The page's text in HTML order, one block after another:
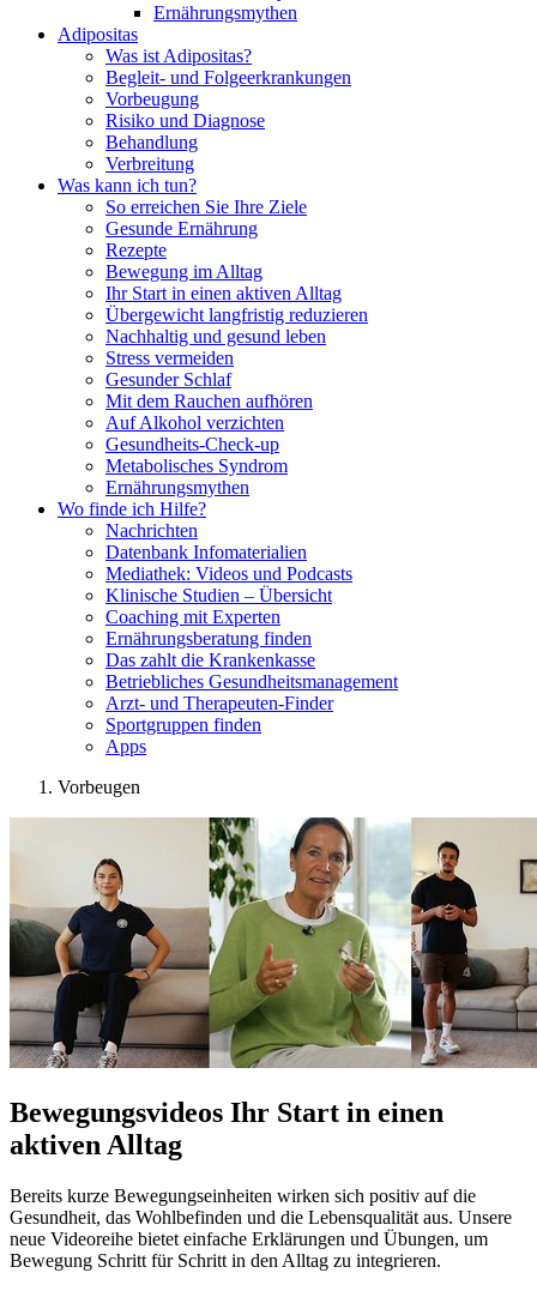
Ernährungsmythen
Adipositas
Was ist Adipositas?
Begleit- und Folgeerkrankungen
Vorbeugung
Risiko und Diagnose
Behandlung
Verbreitung
Was kann ich tun?
So erreichen Sie Ihre Ziele
Gesunde Ernährung
Rezepte
Bewegung im Alltag
Ihr Start in einen aktiven Alltag
Übergewicht langfristig reduzieren
Nachhaltig und gesund leben
Stress vermeiden
Gesunder Schlaf
Mit dem Rauchen aufhören
Auf Alkohol verzichten
Gesundheits-Check-up
Metabolisches Syndrom
Ernährungsmythen
Wo finde ich Hilfe?
Nachrichten
Datenbank Infomaterialien
Mediathek: Videos und Podcasts
Klinische Studien – Übersicht
Coaching mit Experten
Ernährungsberatung finden
Das zahlt die Krankenkasse
Betriebliches Gesundheitsmanagement
Arzt- und Therapeuten-Finder
Sportgruppen finden
Apps
Vorbeugen
Bewegungsvideos Ihr Start in einen
aktiven Alltag
Bereits kurze Bewegungseinheiten wirken sich positiv auf die
Gesundheit, das Wohlbefinden und die Lebensqualität aus. Unsere
neue Videoreihe bietet einfache Erklärungen und Übungen, um
Bewegung Schritt für Schritt in den Alltag zu integrieren.